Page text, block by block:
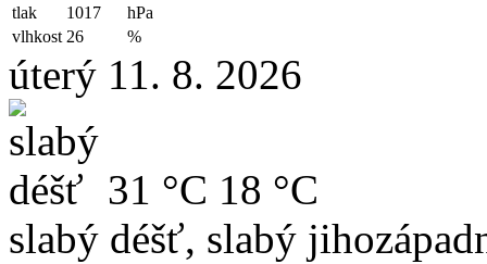
tlak
1017
hPa
vlhkost 26 %
úterý 11. 8. 2026
31 °C 18 °C
slabý déšť, slabý